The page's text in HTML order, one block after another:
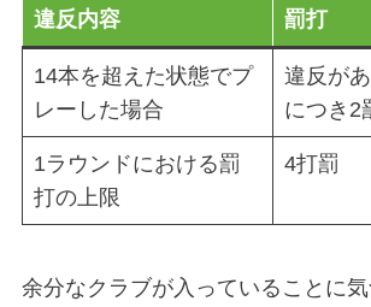
違反内容 罰打
14本を超えた状態でプ
レーした場合
違反が
につき2
1ラウンドにおける罰
打の上限
4打罰
余分なクラブが入っていることに